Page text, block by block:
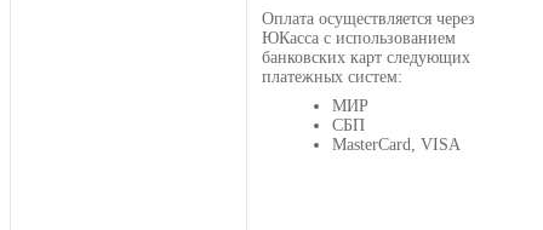
Оплата осуществляется через
ЮКасса с использованием
банковских карт следующих
платежных систем:
МИР
СБП
MasterCard, VISA